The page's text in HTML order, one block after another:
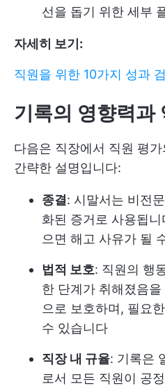
선을 돕기 위한 세부
자세히 보기:
직원을 위한 10가지 성과
기록의 영향력과
다음은 직장에서 직원 평
간략한 설명입니다:
종결 : 시말서는 비전
화된 증거로 사용됩
으면 해고 사유가 될
법적 보호: 직원의 행
한 단계가 취해졌음
으로 보호하며, 필요
수 있습니다
직장 내 규율: 기록은
로서 모든 직원이 공